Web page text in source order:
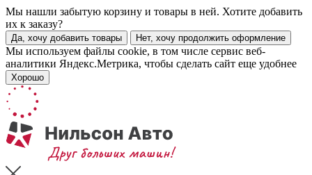
Мы нашли забытую корзину и товары в ней. Хотите добавить
их к заказу?
Да, хочу добавить товары Нет, хочу продолжить оформление
Мы используем файлы cookie, в том числе сервис веб-
аналитики Яндекс.Метрика, чтобы сделать сайт еще удобнее
Хорошо